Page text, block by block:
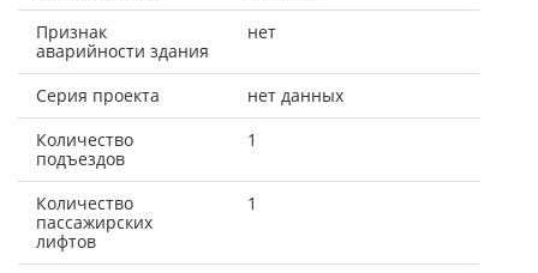
Признак
аварийности здания
нет
Серия проекта
нет данных
Количество
подъездов
1
Количество
пассажирских
лифтов
1